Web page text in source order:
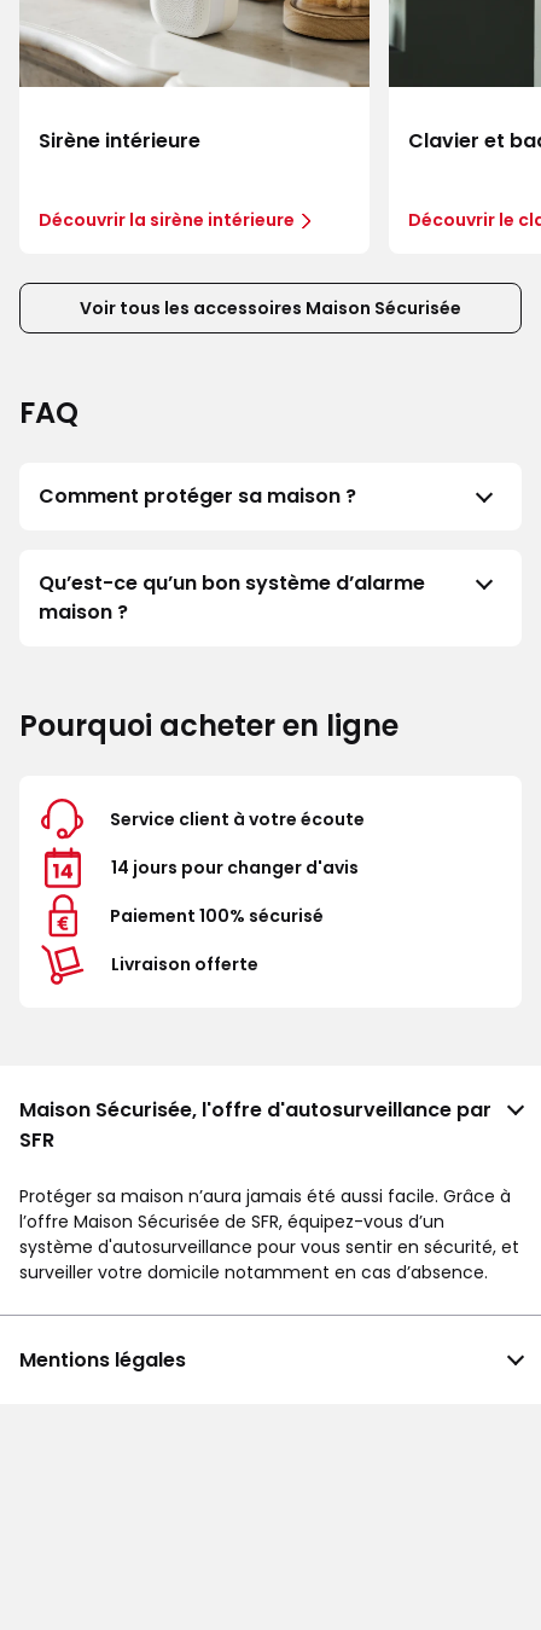
Sirène intérieure
Découvrir la sirène intérieure
Clavier et
Découvrir le
Voir tous les accessoires Maison Sécurisée
FAQ
Comment protéger sa maison ?
Qu’est-ce qu’un bon système d’alarme
maison ?
Pourquoi acheter en ligne
Service client à votre écoute
14 jours pour changer d'avis
Paiement 100% sécurisé
Livraison offerte
Maison Sécurisée, l'offre d'autosurveillance par
SFR
Protéger sa maison n’aura jamais été aussi facile. Grâce à
l’offre Maison Sécurisée de SFR, équipez-vous d’un
système d'autosurveillance pour vous sentir en sécurité, et
surveiller votre domicile notamment en cas d’absence.
Mentions légales